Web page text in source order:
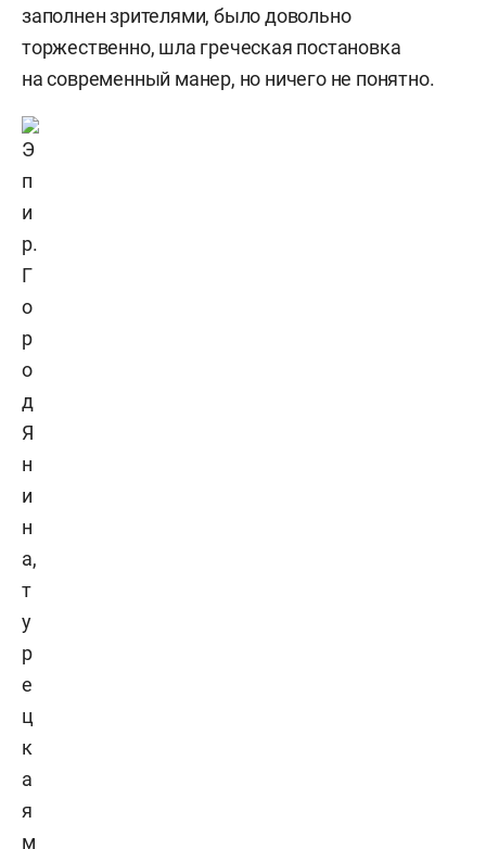
заполнен зрителями, было довольно
торжественно, шла греческая постановка
на современный манер, но ничего не понятно.